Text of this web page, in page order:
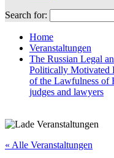
Search for:
Home
Veranstaltungen
The Russian Legal
Politically Motivated
of the Lawfulness of
judges and lawyers
« Alle Veranstaltungen